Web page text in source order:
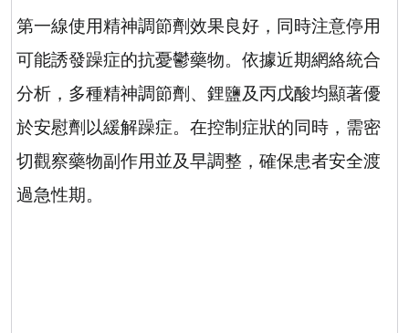
第一線使用精神調節劑效果良好，同時注意停用
可能誘發躁症的抗憂鬱藥物。依據近期網絡統合
分析，多種精神調節劑、鋰鹽及丙戊酸均顯著優
於安慰劑以緩解躁症。在控制症狀的同時，需密
切觀察藥物副作用並及早調整，確保患者安全渡
過急性期。